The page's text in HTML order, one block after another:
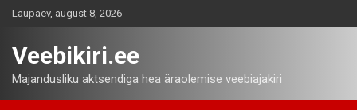
SkipLaupäev, august 8, 2026
Veebikiri.ee
Majandusliku aktsendiga hea äraolemise veebiajakiri